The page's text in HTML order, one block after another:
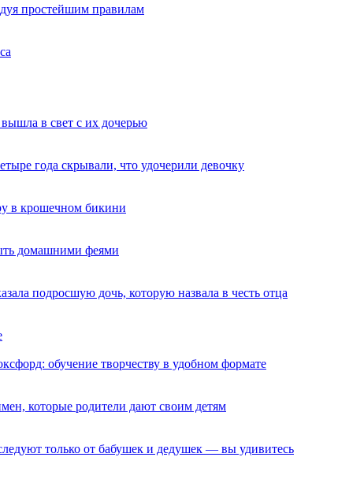
простейшим правилам
в свет с их дочерью
года скрывали, что удочерили девочку
в крошечном бикини
домашними феями
подросшую дочь, которую назвала в честь отца
обучение творчеству в удобном формате
которые родители дают своим детям
только от бабушек и дедушек — вы удивитесь